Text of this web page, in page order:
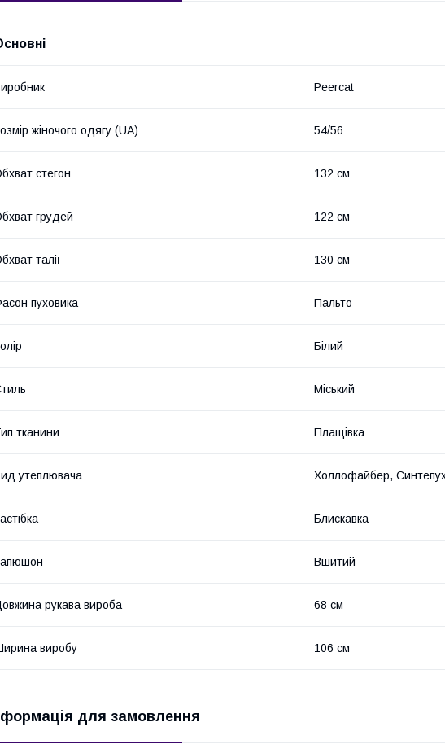
Peercat
жіночого одягу (UA) 54/56
стегон 132 см
грудей 122 см
талії 130 см
пуховика Пальто
Білий
Міський
тканини Плащівка
утеплювача Холлофайбер,
Блискавка
Вшитий
рукава вироба 68 см
виробу 106 см
для замовлення